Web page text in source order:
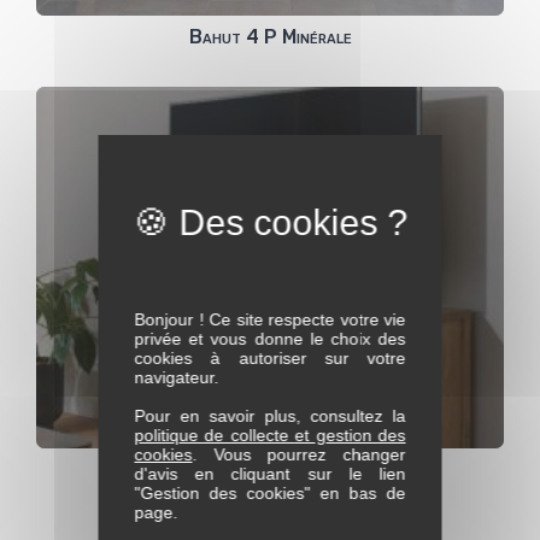
Bahut 4 P Minérale
Meuble TV Hifi 1 porte en 170 Minérale
Bonjour ! Ce site respecte votre vie
privée et vous donne le choix des
cookies à autoriser sur votre
navigateur.
Pour en savoir plus, consultez la
politique de collecte et gestion des
cookies. Vous pourrez changer
d'avis en cliquant sur le lien
"Gestion des cookies" en bas de
page.